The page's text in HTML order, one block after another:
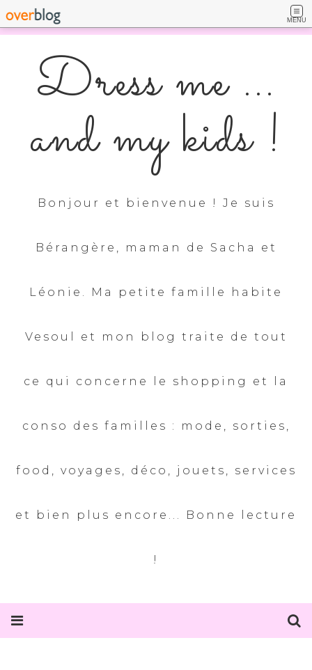
MENU
Dress me ...
and my kids !
Bonjour et bienvenue ! Je suis
Bérangère, maman de Sacha et
Léonie. Ma petite famille habite
Vesoul et mon blog traite de tout
ce qui concerne le shopping et la
conso des familles : mode, sorties,
food, voyages, déco, jouets, services
et bien plus encore... Bonne lecture
!